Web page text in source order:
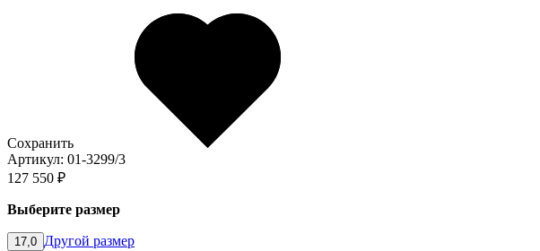
Сохранить
Артикул: 01-3299/3
127 550 ₽
Выберите размер
17,0 Другой размер